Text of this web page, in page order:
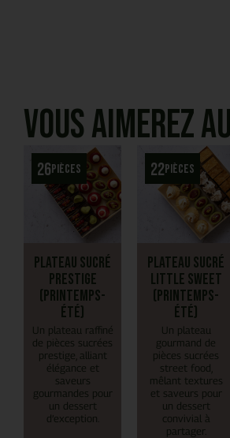
Vous aimerez
26pièces
Plateau Sucré
Prestige
(Printemps-
Été)
Un plateau raffiné
de pièces sucrées
prestige, alliant
élégance et
saveurs
gourmandes pour
un dessert
d’exception.
22pièces
Plateau Sucré
Little Sweet
(Printemps-
Été)
Un plateau
gourmand de
pièces sucrées
street food,
mêlant textures
et saveurs pour
un dessert
convivial à
partager.